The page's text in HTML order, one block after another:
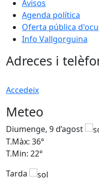
Avisos
Agenda política
Oferta pública
Info Vallgorguina
Adreces i
Accedeix
Meteo
Diumenge, 9 d’agost
T.Màx: 36°
T.Min: 22°
Tarda